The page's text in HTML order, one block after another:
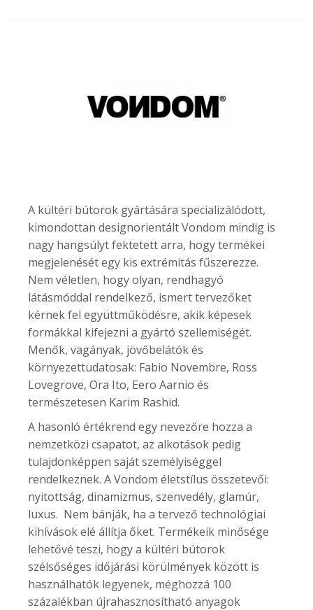
A kültéri bútorok gyártására specializálódott,
kimondottan designorientált Vondom mindig is
nagy hangsúlyt fektetett arra, hogy termékei
megjelenését egy kis extrémitás fűszerezze.
Nem véletlen, hogy olyan, rendhagyó
látásmóddal rendelkező, ismert tervezőket
kérnek fel együttműködésre, akik képesek
formákkal kifejezni a gyártó szellemiségét.
Menők, vagányak, jövőbelátók és
környezettudatosak: Fabio Novembre, Ross
Lovegrove, Ora Ito, Eero Aarnio és
természetesen Karim Rashid.
A hasonló értékrend egy nevezőre hozza a
nemzetközi csapatot, az alkotások pedig
tulajdonképpen saját személyiséggel
rendelkeznek. A Vondom életstílus összetevői:
nyitottság, dinamizmus, szenvedély, glamúr,
luxus. Nem bánják, ha a tervező technológiai
kihívások elé állítja őket. Termékeik minősége
lehetővé teszi, hogy a kültéri bútorok
szélsőséges időjárási körülmények között is
használhatók legyenek, méghozzá 100
százalékban újrahasznosítható anyagok